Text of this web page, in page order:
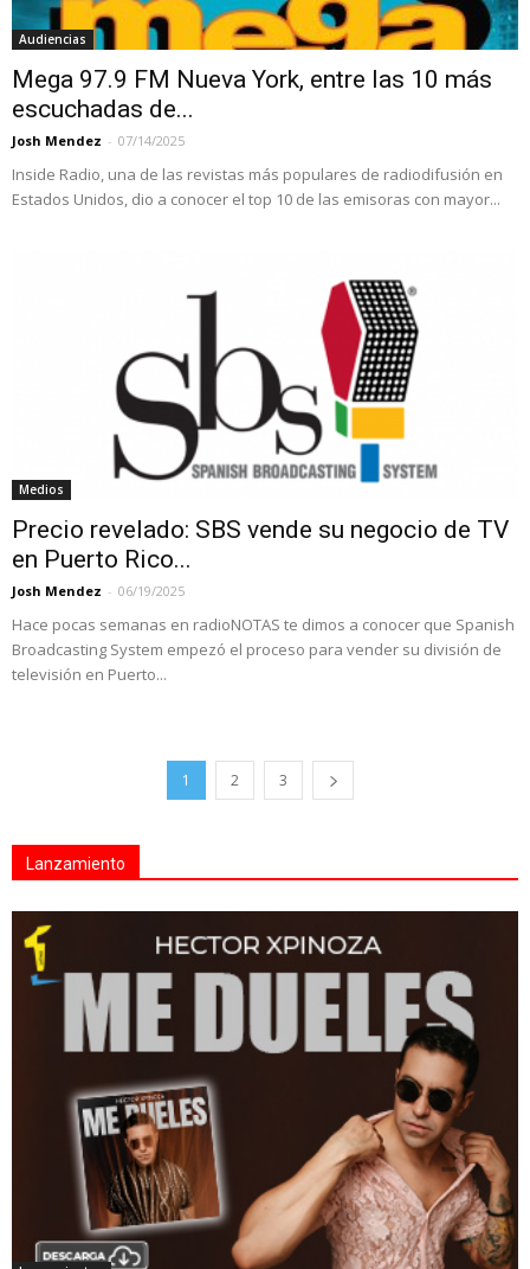
Audiencias
Mega 97.9 FM Nueva York, entre las 10 más
escuchadas de...
Josh Mendez - 07/14/2025
Inside Radio, una de las revistas más populares de radiodifusión en
Estados Unidos, dio a conocer el top 10 de las emisoras con mayor...
Medios
Precio revelado: SBS vende su negocio de TV
en Puerto Rico...
Josh Mendez - 06/19/2025
Hace pocas semanas en radioNOTAS te dimos a conocer que Spanish
Broadcasting System empezó el proceso para vender su división de
televisión en Puerto...
1 2 3
Lanzamiento